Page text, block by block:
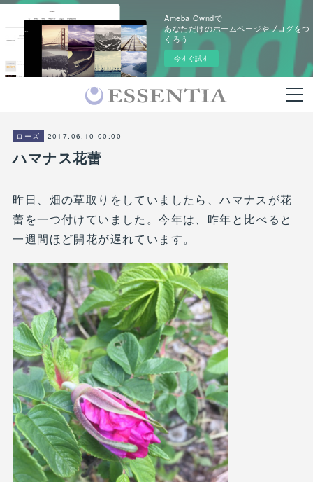
Ameba Owndで
あなただけのホームページやブログをつ
くろう
今すぐ試す
ローズ 2017.06.10 00:00
ハマナス花蕾
昨日、畑の草取りをしていましたら、ハマナスが花
蕾を一つ付けていました。今年は、昨年と比べると
一週間ほど開花が遅れています。